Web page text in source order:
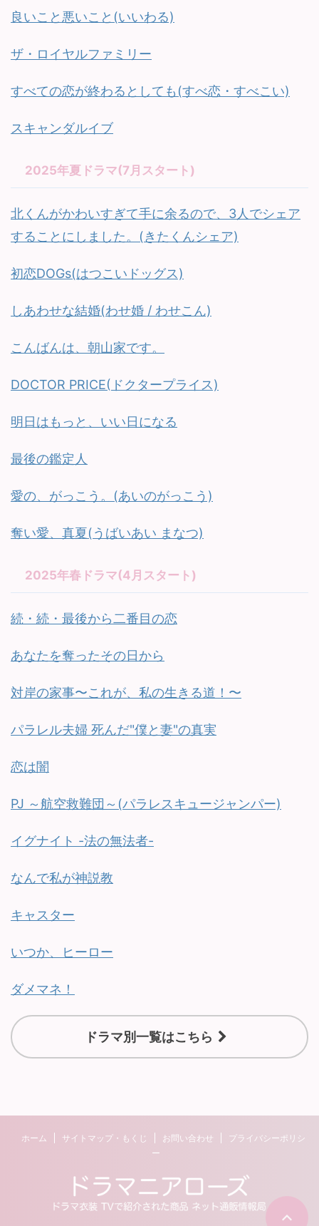
良いこと悪いこと(いいわる)
ザ・ロイヤルファミリー
すべての恋が終わるとしても(すべ恋・すべこい)
スキャンダルイブ
2025年夏ドラマ(7月スタート)
北くんがかわいすぎて手に余るので、3人でシェア
することにしました。(きたくんシェア)
初恋DOGs(はつこいドッグス)
しあわせな結婚(わせ婚 / わせこん)
こんばんは、朝山家です。
DOCTOR PRICE(ドクタープライス)
明日はもっと、いい日になる
最後の鑑定人
愛の、がっこう。(あいのがっこう)
奪い愛、真夏(うばいあい まなつ)
2025年春ドラマ(4月スタート)
続・続・最後から二番目の恋
あなたを奪ったその日から
対岸の家事〜これが、私の生きる道！〜
パラレル夫婦 死んだ"僕と妻"の真実
恋は闇
PJ ～航空救難団～(パラレスキュージャンパー)
イグナイト -法の無法者-
なんで私が神説教
キャスター
いつか、ヒーロー
ダメマネ！
ドラマ別一覧はこちら
ホーム サイトマップ・もくじ お問い合わせ
プライバシーポリシ
ー